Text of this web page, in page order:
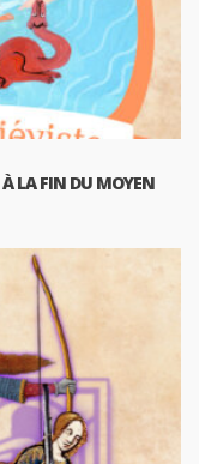
À LA FIN DU MOYEN